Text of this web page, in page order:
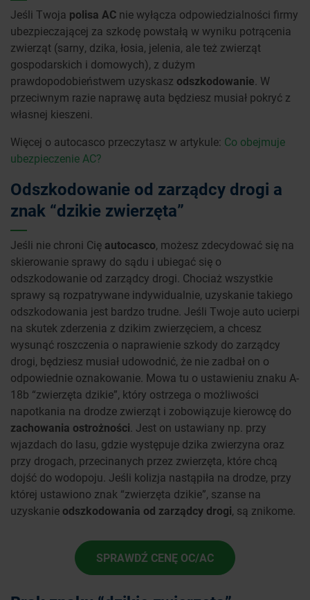
Jeśli Twoja polisa AC nie wyłącza odpowiedzialności firmy
ubezpieczającej za szkodę powstałą w wyniku potrącenia
zwierząt (sarny, dzika, łosia, jelenia, ale też zwierząt
gospodarskich i domowych), z dużym
prawdopodobieństwem uzyskasz odszkodowanie. W
przeciwnym razie naprawę auta będziesz musiał pokryć z
własnej kieszeni.
Więcej o autocasco przeczytasz w artykule: Co obejmuje
ubezpieczenie AC?
Odszkodowanie od zarządcy drogi a
znak “dzikie zwierzęta”
Jeśli nie chroni Cię autocasco, możesz zdecydować się na
skierowanie sprawy do sądu i ubiegać się o
odszkodowanie od zarządcy drogi. Chociaż wszystkie
sprawy są rozpatrywane indywidualnie, uzyskanie takiego
odszkodowania jest bardzo trudne. Jeśli Twoje auto ucierpi
na skutek zderzenia z dzikim zwierzęciem, a chcesz
wysunąć roszczenia o naprawienie szkody do zarządcy
drogi, będziesz musiał udowodnić, że nie zadbał on o
odpowiednie oznakowanie. Mowa tu o ustawieniu znaku A-
18b “zwierzęta dzikie”, który ostrzega o możliwości
napotkania na drodze zwierząt i zobowiązuje kierowcę do
zachowania ostrożności. Jest on ustawiany np. przy
wjazdach do lasu, gdzie występuje dzika zwierzyna oraz
przy drogach, przecinanych przez zwierzęta, które chcą
dojść do wodopoju. Jeśli kolizja nastąpiła na drodze, przy
której ustawiono znak “zwierzęta dzikie”, szanse na
uzyskanie odszkodowania od zarządcy drogi, są znikome.
SPRAWDŹ CENĘ OC/AC